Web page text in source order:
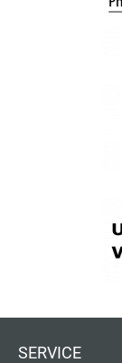
SERVICE